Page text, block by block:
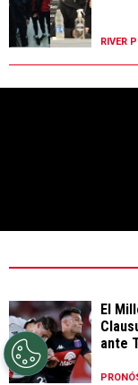
RIVER
El
ante